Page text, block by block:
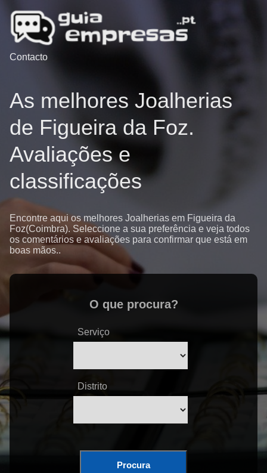
Contacto
As melhores Joalherias
de Figueira da Foz.
Avaliações e
classificações
Encontre aqui os melhores Joalherias em Figueira da
Foz(Coimbra). Seleccione a sua preferência e veja todos
os comentários e avaliações para confirmar que está em
boas mãos..
O que procura?
Serviço
Distrito
Procura